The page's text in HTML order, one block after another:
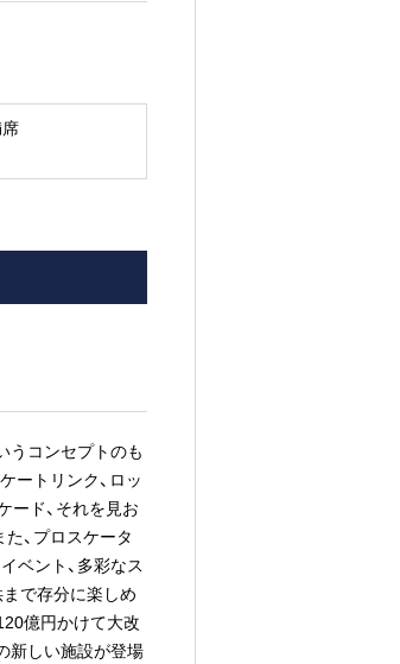
うコンセプトのも
ートリンク、ロッ
ード、それを見お
、プロスケータ
ベント、多彩なス
で存分に楽しめ
億円かけて大改
新しい施設が登場